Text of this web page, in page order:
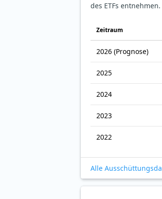
des ETFs entnehmen.
Zeitraum
2026 (Prognose)
2025
2024
2023
2022
Alle